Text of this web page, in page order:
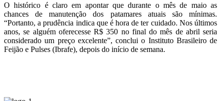
O histórico é claro em apontar que durante o mês de maio as
chances de manutenção dos patamares atuais são mínimas.
“Portanto, a prudência indica que é hora de ter cuidado. Nos últimos
anos, se alguém oferecesse R$ 350 no final do mês de abril seria
considerado um preço excelente”, conclui o Instituto Brasileiro de
Feijão e Pulses (Ibrafe), depois do início de semana.